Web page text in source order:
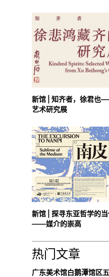
新馆 | 知齐者，徐君也
艺术研究展
新馆 | 探寻东亚哲学的
——媒介的崇高
热门文章
广东美术馆白鹅潭馆区